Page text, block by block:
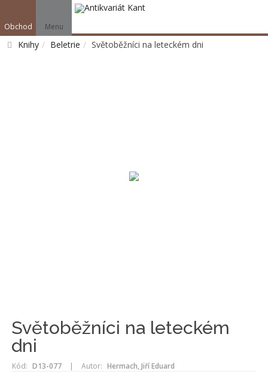
Obchod Menu
Knihy Beletrie Světoběžníci na leteckém dni
Světoběžníci na leteckém
dni
Kód: D13-077 | Autor: Hermach, Jiří Eduard